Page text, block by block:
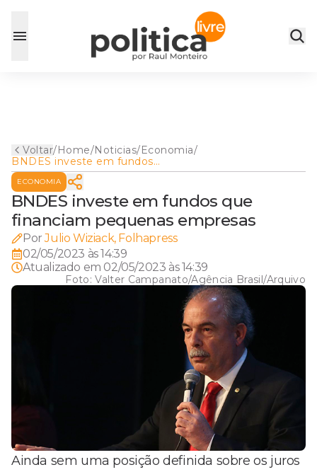
Voltar/Home/Noticias/Economia/
BNDES investe em fundos
que financiam pequenas
empresas
ECONOMIA
BNDES investe em fundos que
financiam pequenas empresas
Por Julio Wiziack, Folhapress
02/05/2023 às 14:39
Atualizado em 02/05/2023 às 14:39
Foto:Valter Campanato/Agência Brasil/Arquivo
Ainda sem uma posição definida sobre os juros